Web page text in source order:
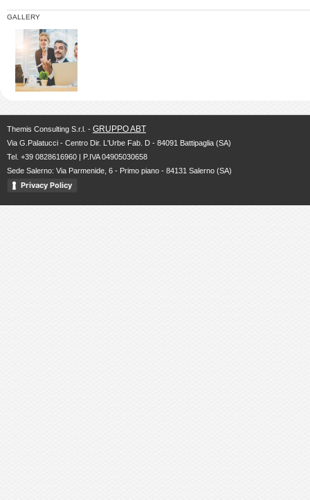
GALLERY
Themis Consulting S.r.l. - GRUPPO ABT
Via G.Palatucci - Centro Dir. L'Urbe Fab. D - 84091 Battipaglia (SA)
Tel. +39 0828616960 | P.IVA 04905030658
Sede Salerno: Via Parmenide, 6 - Primo piano - 84131 Salerno (SA)
Privacy Policy